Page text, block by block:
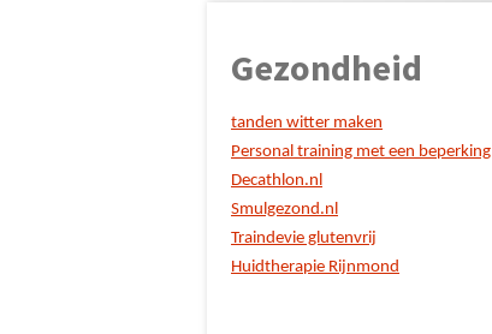
Gezondheid
tanden witter maken
Personal training met een beperking
Decathlon.nl
Smulgezond.nl
Traindevie glutenvrij
Huidtherapie Rijnmond